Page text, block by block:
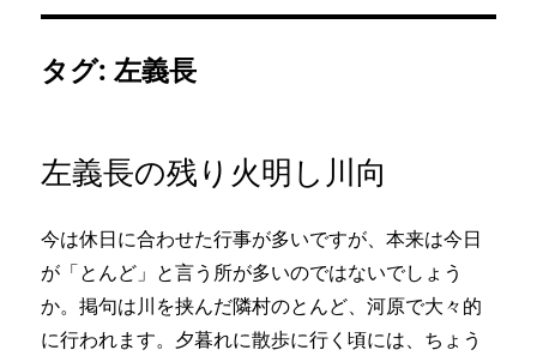
タグ:左義長
左義長の残り火明し川向
今は休日に合わせた行事が多いですが、本来は今日
が「とんど」と言う所が多いのではないでしょう
か。掲句は川を挟んだ隣村のとんど、河原で大々的
に行われます。夕暮れに散歩に行く頃には、ちょう